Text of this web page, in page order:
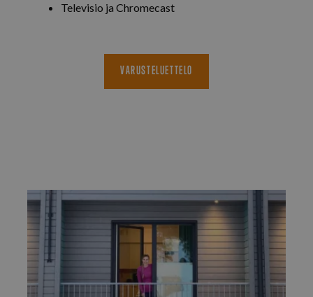
Televisio ja Chromecast
VARUSTELUETTELO